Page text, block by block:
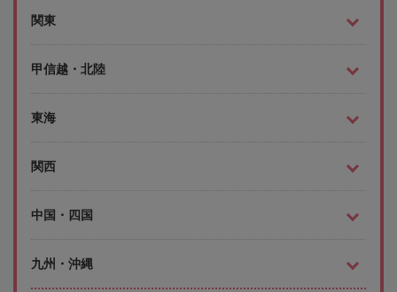
関東
甲信越・北陸
東海
関西
中国・四国
九州・沖縄